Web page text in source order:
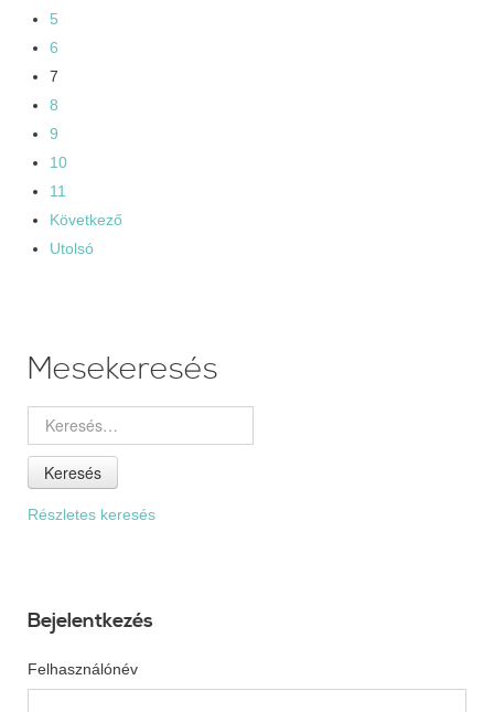
5
6
7
8
9
10
11
Következő
Utolsó
Mesekeresés
Keresés
Részletes keresés
Bejelentkezés
Felhasználónév